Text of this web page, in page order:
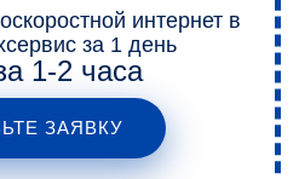
интернет в
за 1 день
1-2 часа
ЗАЯВКУ
проводим замеры
сотовых операторов
оператора с
показателями сигнала